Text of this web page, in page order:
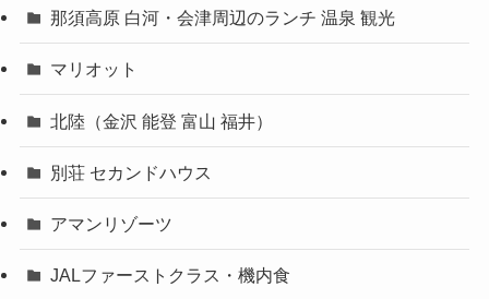
那須高原 白河・会津周辺のランチ 温泉 観光
マリオット
北陸（金沢 能登 富山 福井）
別荘 セカンドハウス
アマンリゾーツ
JALファーストクラス・機内食